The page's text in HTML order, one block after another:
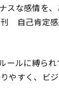
スな感情を
自己肯定
ールに縛ら
やすく、ビ